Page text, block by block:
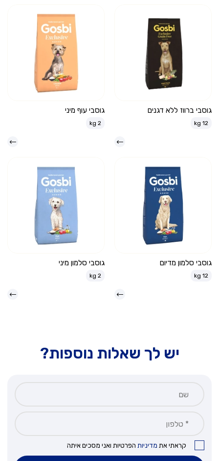
גוסבי ברווז ללא דגנים
12
kg
גוסבי עוף מיני
2
kg
גוסבי סלמון מדיום
12
kg
גוסבי סלמון מיני
2
kg
יש לך שאלות נוספות?
קראתי את מדיניות הפרטיות ואני מסכים איתה